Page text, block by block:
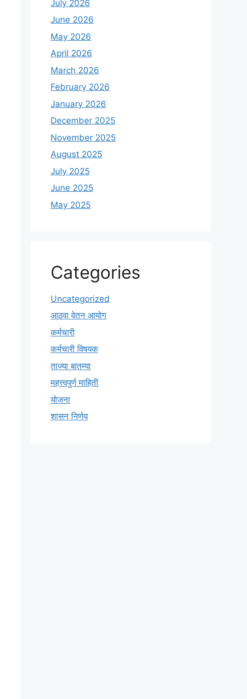
July 2026
June 2026
May 2026
April 2026
March 2026
February 2026
January 2026
December 2025
November 2025
August 2025
July 2025
June 2025
May 2025
Categories
Uncategorized
आठवा वेतन आयोग
कर्मचारी
कर्मचारी विषयक
ताज्या बातम्या
महत्त्वपुर्ण माहिती
योजना
शासन निर्णय